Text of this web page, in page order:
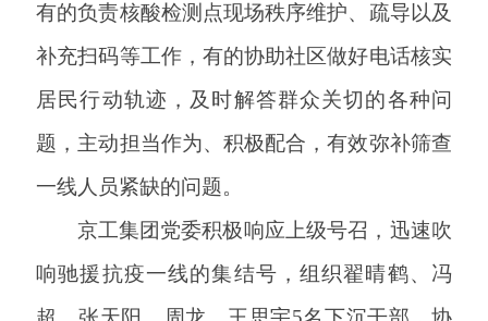
有的负责核酸检测点现场秩序维护、疏导以及
补充扫码等工作，有的协助社区做好电话核实
居民行动轨迹，及时解答群众关切的各种问
题，主动担当作为、积极配合，有效弥补筛查
一线人员紧缺的问题。
京工集团党委积极响应上级号召，迅速吹
响驰援抗疫一线的集结号，组织翟晴鹤、冯